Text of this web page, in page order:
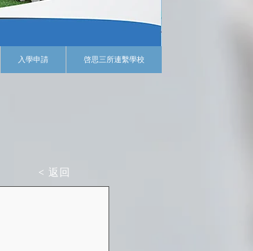
入學申請 啓思三所連繫學校
< 返回